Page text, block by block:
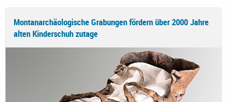
Montanarchäologische Grabungen fördern über 2000 Jahre
alten Kinderschuh zutage